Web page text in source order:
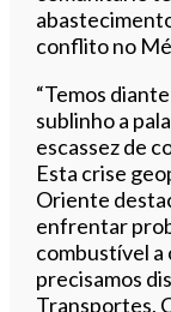
conflito no
“Temos
sublinho a
escassez de
Esta crise
Oriente
enfrentar
combustível a
precisamos
Transportes,